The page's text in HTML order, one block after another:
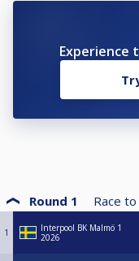
Experience
Round 1 Race to
1
Interpool BK Malmö 1
2026